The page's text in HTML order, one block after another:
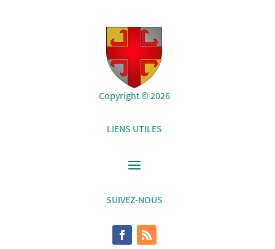
Copyright © 2026
LIENS UTILES
SUIVEZ-NOUS